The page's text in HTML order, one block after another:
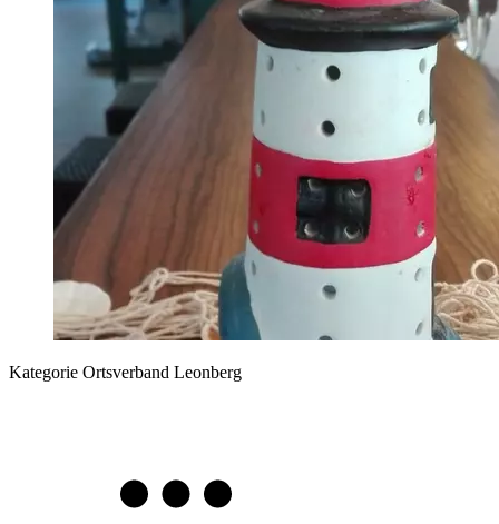
Kategorie Ortsverband Leonberg